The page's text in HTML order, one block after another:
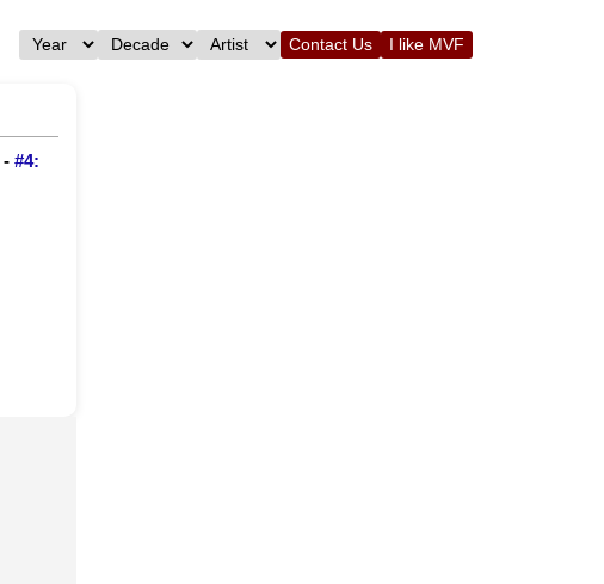
Contact Us I like MVF
- #4: